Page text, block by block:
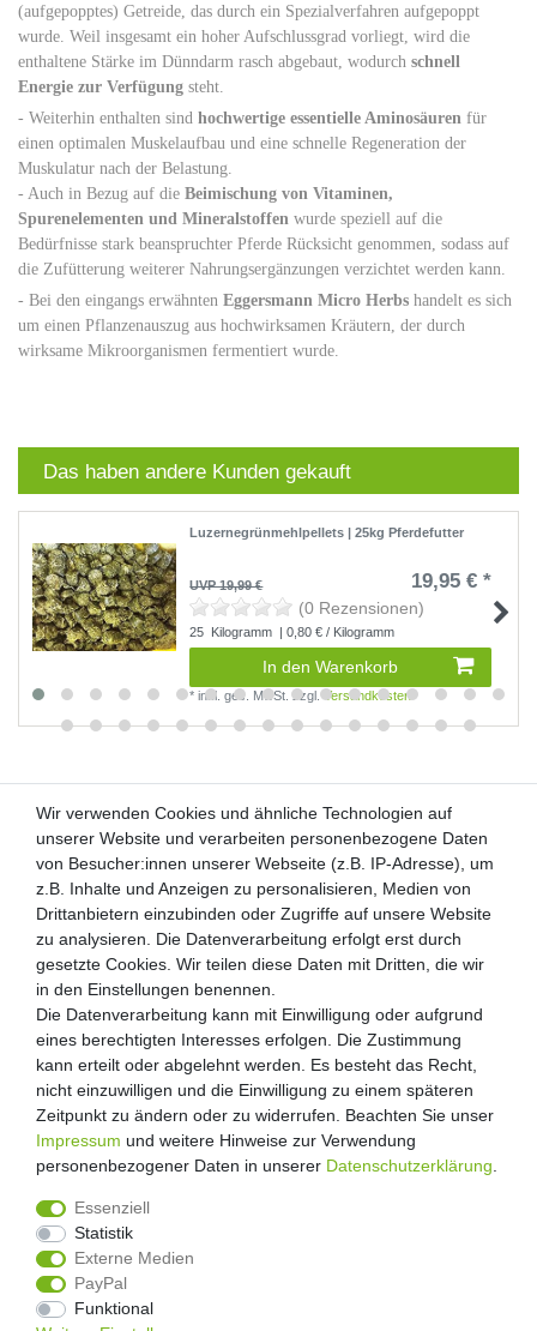
(aufgepopptes) Getreide, das durch ein Spezialverfahren aufgepoppt
wurde. Weil insgesamt ein hoher Aufschlussgrad vorliegt, wird die
enthaltene Stärke im Dünndarm rasch abgebaut, wodurch schnell
Energie zur Verfügung steht.
- Weiterhin enthalten sind hochwertige essentielle Aminosäuren für
einen optimalen Muskelaufbau und eine schnelle Regeneration der
Muskulatur nach der Belastung.
- Auch in Bezug auf die Beimischung von Vitaminen,
Spurenelementen und Mineralstoffen wurde speziell auf die
Bedürfnisse stark beanspruchter Pferde Rücksicht genommen, sodass auf
die Zufütterung weiterer Nahrungsergänzungen verzichtet werden kann.
- Bei den eingangs erwähnten Eggersmann Micro Herbs handelt es sich
um einen Pflanzenauszug aus hochwirksamen Kräutern, der durch
wirksame Mikroorganismen fermentiert wurde.
Das haben andere Kunden gekauft
Luzernegrünmehlpellets | 25kg Pferdefutter
UVP 19,99 € 19,95 € *
(0 Rezensionen)
25 Kilogramm | 0,80 € / Kilogramm
In den Warenkorb
*inkl. ges. MwSt. zzgl. Versandkosten
Kunden-Anfragen: info@zooheld.de
Über uns
Zahlung und Versand
Retouren
Zooheld Blog
Widerrufsrecht
Vertrag widerrufen
Geschäftsbedingungen
Impressum
Wir verwenden Cookies und ähnliche Technologien auf
unserer Website und verarbeiten personenbezogene Daten
von Besucher:innen unserer Webseite (z.B. IP-Adresse), um
z.B. Inhalte und Anzeigen zu personalisieren, Medien von
Drittanbietern einzubinden oder Zugriffe auf unsere Website
zu analysieren. Die Datenverarbeitung erfolgt erst durch
gesetzte Cookies. Wir teilen diese Daten mit Dritten, die wir
in den Einstellungen benennen.
Die Datenverarbeitung kann mit Einwilligung oder aufgrund
eines berechtigten Interesses erfolgen. Die Zustimmung
kann erteilt oder abgelehnt werden. Es besteht das Recht,
nicht einzuwilligen und die Einwilligung zu einem späteren
Zeitpunkt zu ändern oder zu widerrufen. Beachten Sie unser
Impressum und weitere Hinweise zur Verwendung
personenbezogener Daten in unserer Daten­schutz­erklärung
Essenziell
Statistik
Externe Medien
PayPal
Funktional
Wir verwenden Cookies und ähnliche Technologien auf
unserer Website und verarbeiten personenbezogene Daten
von Besucher:innen unserer Webseite (z.B. IP-Adresse), um
z.B. Inhalte und Anzeigen zu personalisieren, Medien von
Drittanbietern einzubinden oder Zugriffe auf unsere Website
zu analysieren. Die Datenverarbeitung erfolgt erst durch
gesetzte Cookies. Wir teilen diese Daten mit Dritten, die wir
in den Einstellungen benennen.
Die Datenverarbeitung kann mit Einwilligung oder aufgrund
eines berechtigten Interesses erfolgen. Die Zustimmung
kann erteilt oder abgelehnt werden. Es besteht das Recht,
nicht einzuwilligen und die Einwilligung zu einem späteren
Zeitpunkt zu ändern oder zu widerrufen. Beachten Sie unser
Impressum und weitere Hinweise zur Verwendung
personenbezogener Daten in unserer Daten­schutz­erklärung
Essenziell
Statistik
Externe Medien
PayPal
Funktional